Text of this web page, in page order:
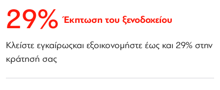
29% Έκπτωση του ξενοδοχείου
Κλείστε εγκαίρωςκαι εξοικονομήστε έως και 29% στην
κράτησή σας